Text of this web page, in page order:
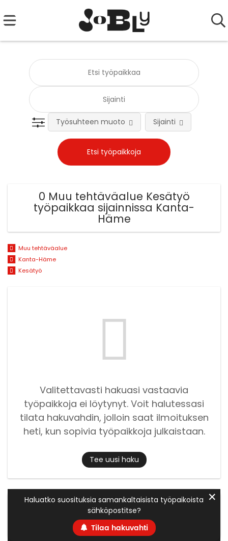
Työsuhteen muoto Sijainti
0 Muu tehtäväalue Kesätyö
työpaikkaa sijainnissa Kanta-
Häme
Muu tehtäväalue
Kanta-Häme
Kesätyö
Valitettavasti hakuasi vastaavia
työpaikkoja ei löytynyt. Voit halutessasi
tilata hakuvahdin, jolloin saat ilmoituksen
heti, kun sopivia työpaikkoja julkaistaan.
Tee uusi haku
Haluatko suosituksia samankaltaisista työpaikoista
sähköpostitse?
Tilaa hakuvahti
✕